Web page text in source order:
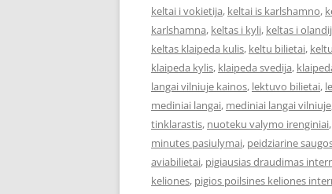
keltai i vokietija, keltai is karlshamno,
karlshamna, keltas i kyli, keltas i
keltas klaipeda kulis, keltu bilietai,
klaipeda kylis, klaipeda svedija,
langai vilniuje kainos, lektuvo bilietai,
mediniai langai, mediniai langai vilniuje
tinklarastis, nuoteku valymo irenginiai,
minutes pasiulymai, peidziarine
aviabilietai, pigiausias draudimas
keliones, pigios poilsines keliones